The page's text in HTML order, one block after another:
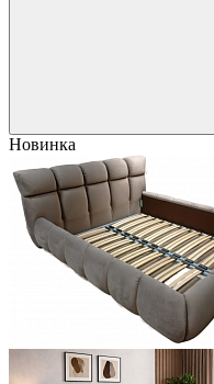
Новинка